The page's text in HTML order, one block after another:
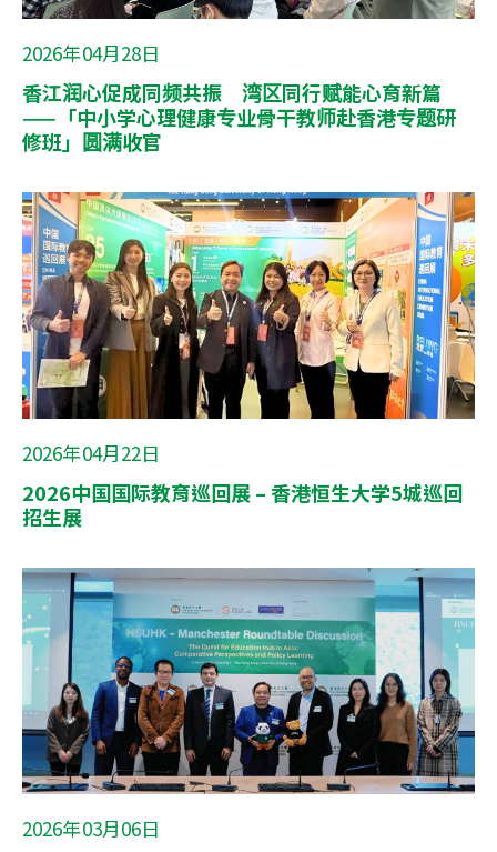
香江润心促成同频共振 湾区同行赋能心育新篇
——「中小学心理健康专业骨干教师赴香港专题研
修班」圆满收官
2026年04月28日
2026中国国际教育巡回展 – 香港恒生大学5城巡回
招生展
2026年04月22日
2026年03月06日